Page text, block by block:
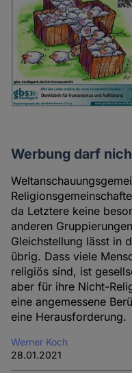
Werbung darf
da Letztere keine
anderen
Gleichstellung lässt in
übrig. Dass viele
religiös sind, ist
aber für ihre Nicht-
eine angemessene
eine Herausforderung.
Werner Koch
28.01.2021